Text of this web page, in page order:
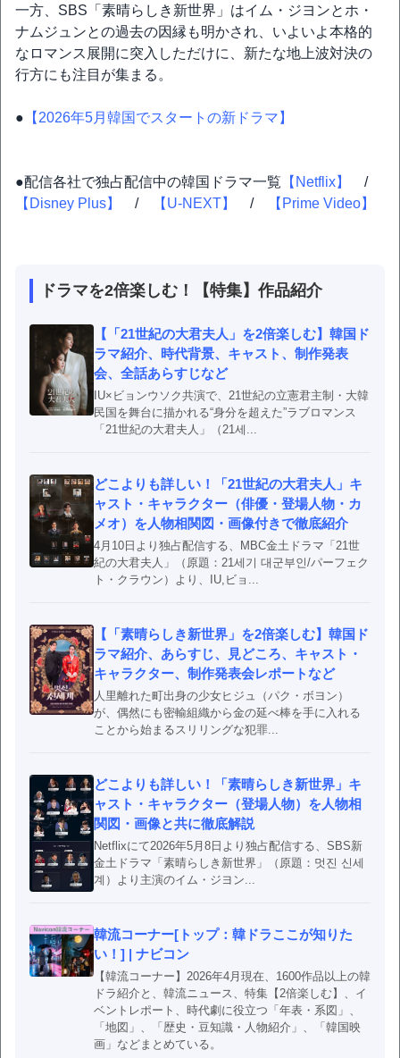
一方、SBS「素晴らしき新世界」はイム・ジヨンとホ・
ナムジュンとの過去の因縁も明かされ、いよいよ本格的
なロマンス展開に突入しただけに、新たな地上波対決の
行方にも注目が集まる。
● 【2026年5月韓国でスタートの新ドラマ】
●配信各社で独占配信中の韓国ドラマ一覧 【Netflix】
/
【Disney Plus】
/ 【U-NEXT】 / 【Prime Video】
ドラマを2倍楽しむ！【特集】作品紹介
【「21世紀の大君夫人」を2倍楽しむ】韓国ド
ラマ紹介、時代背景、キャスト、制作発表
会、全話あらすじなど
IU×ビョンウソク共演で、21世紀の立憲君主制・大韓
民国を舞台に描かれる“身分を超えた”ラブロマンス
「21世紀の大君夫人」（21세...
どこよりも詳しい！「21世紀の大君夫人」キ
ャスト・キャラクター（俳優・登場人物・カ
メオ）を人物相関図・画像付きで徹底紹介
4月10日より独占配信する、MBC金土ドラマ「21世
紀の大君夫人」（原題：21세기 대군부인/パーフェク
ト・クラウン）より、IU,ビョ...
【「素晴らしき新世界」を2倍楽しむ】韓国ド
ラマ紹介、あらすじ、見どころ、キャスト・
キャラクター、制作発表会レポートなど
人里離れた町出身の少女ヒジュ（パク・ボヨン）
が、偶然にも密輸組織から金の延べ棒を手に入れる
ことから始まるスリリングな犯罪...
どこよりも詳しい！「素晴らしき新世界」キ
ャスト・キャラクター（登場人物）を人物相
関図・画像と共に徹底解説
Netflixにて2026年5月8日より独占配信する、SBS新
金土ドラマ「素晴らしき新世界」（原題：멋진 신세
계）より主演のイム・ジヨン...
韓流コーナー[トップ：韓ドラここが知りた
い！] | ナビコン
【韓流コーナー】2026年4月現在、1600作品以上の韓
ドラ紹介と、韓流ニュース、特集【2倍楽しむ】、イ
ベントレポート、時代劇に役立つ「年表・系図」、
「地図」、「歴史・豆知識・人物紹介」、「韓国映
画」などまとめている。